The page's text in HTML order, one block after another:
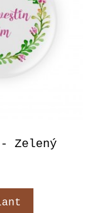
- Zelený